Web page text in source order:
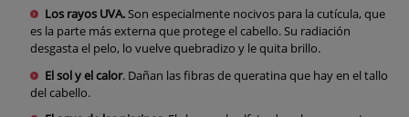
Los rayos UVA.Son especialmente nocivos para la cutícula, que
es la parte más externa que protege el cabello. Su radiación
desgasta el pelo, lo vuelve quebradizo y le quita brillo.
El sol y el calor. Dañan las fibras de queratina que hay en el tallo
del cabello.